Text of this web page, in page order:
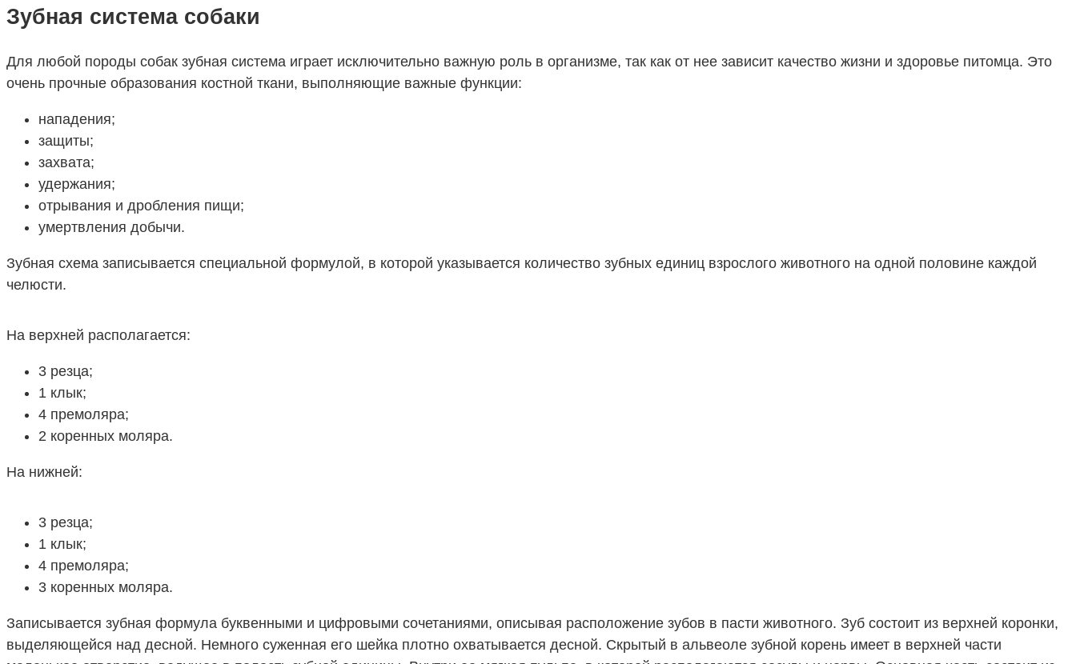
Зубная система собаки
Для любой породы собак зубная система играет исключительно важную роль в организме, так как от нее зависит качество жизни и здоровье питомца. Это
очень прочные образования костной ткани, выполняющие важные функции:
нападения;
защиты;
захвата;
удержания;
отрывания и дробления пищи;
умертвления добычи.
Зубная схема записывается специальной формулой, в которой указывается количество зубных единиц взрослого животного на одной половине каждой
челюсти.
На верхней располагается:
3 резца;
1 клык;
4 премоляра;
2 коренных моляра.
На нижней:
3 резца;
1 клык;
4 премоляра;
3 коренных моляра.
Записывается зубная формула буквенными и цифровыми сочетаниями, описывая расположение зубов в пасти животного. Зуб состоит из верхней коронки,
выделяющейся над десной. Немного суженная его шейка плотно охватывается десной. Скрытый в альвеоле зубной корень имеет в верхней части